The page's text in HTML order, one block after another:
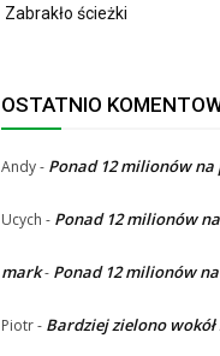
Zabrakło ścieżki
OSTATNIO
Andy- Ponad 12 milionów na
Ucych - Ponad 12 milionów
mark- Ponad 12 milionów
Piotr- Bardziej zielono